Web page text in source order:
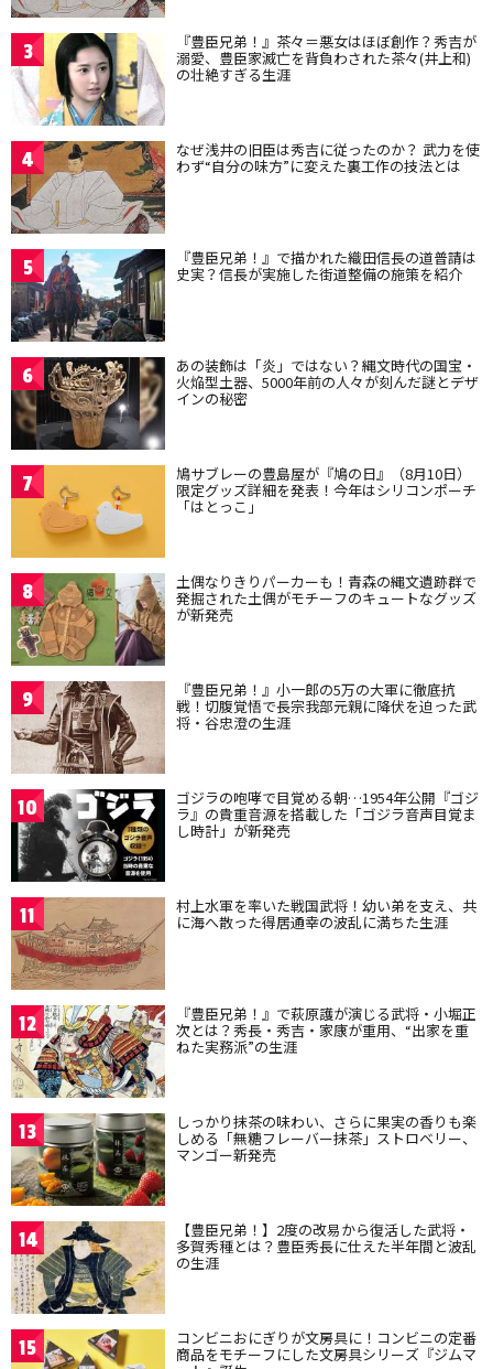
3 『豊臣兄弟！』茶々＝悪女はほぼ創作？秀吉が
溺愛、豊臣家滅亡を背負わされた茶々(井上和)
の壮絶すぎる生涯
4 なぜ浅井の旧臣は秀吉に従ったのか？ 武力を使
わず“自分の味方”に変えた裏工作の技法とは
5 『豊臣兄弟！』で描かれた織田信長の道普請は
史実？信長が実施した街道整備の施策を紹介
6 あの装飾は「炎」ではない？縄文時代の国宝・
火焔型土器、5000年前の人々が刻んだ謎とデザ
インの秘密
7 鳩サブレーの豊島屋が『鳩の日』（8月10日）
限定グッズ詳細を発表！今年はシリコンポーチ
「はとっこ」
8 土偶なりきりパーカーも！青森の縄文遺跡群で
発掘された土偶がモチーフのキュートなグッズ
が新発売
9 『豊臣兄弟！』小一郎の5万の大軍に徹底抗
戦！切腹覚悟で長宗我部元親に降伏を迫った武
将・谷忠澄の生涯
10 ゴジラの咆哮で目覚める朝…1954年公開『ゴジ
ラ』の貴重音源を搭載した「ゴジラ音声目覚ま
し時計」が新発売
11 村上水軍を率いた戦国武将！幼い弟を支え、共
に海へ散った得居通幸の波乱に満ちた生涯
12 『豊臣兄弟！』で萩原護が演じる武将・小堀正
次とは？秀長・秀吉・家康が重用、“出家を重
ねた実務派”の生涯
13 しっかり抹茶の味わい、さらに果実の香りも楽
しめる「無糖フレーバー抹茶」ストロベリー、
マンゴー新発売
14 【豊臣兄弟！】2度の改易から復活した武将・
多賀秀種とは？豊臣秀長に仕えた半年間と波乱
の生涯
15 コンビニおにぎりが文房具に！コンビニの定番
商品をモチーフにした文房具シリーズ『ジムマ